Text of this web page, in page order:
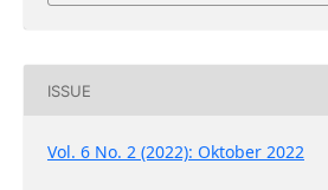
ISSUE
Vol. 6 No. 2 (2022): Oktober 2022